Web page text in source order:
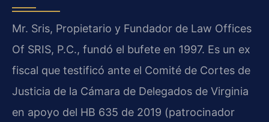
Mr. Sris, Propietario y Fundador de Law Offices
Of SRIS, P.C., fundó el bufete en 1997. Es un ex
fiscal que testificó ante el Comité de Cortes de
Justicia de la Cámara de Delegados de Virginia
en apoyo del HB 635 de 2019 (patrocinador